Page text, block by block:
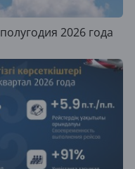
2026 года